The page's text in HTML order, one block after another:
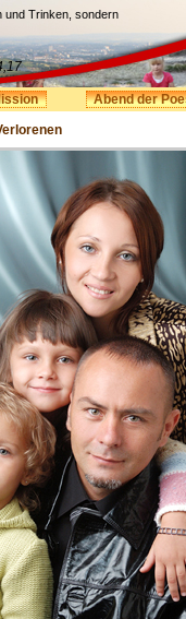
und Trinken, sondern
Abend der